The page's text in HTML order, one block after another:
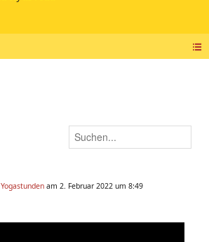
Yogastunden am 2. Februar 2022 um 8:49